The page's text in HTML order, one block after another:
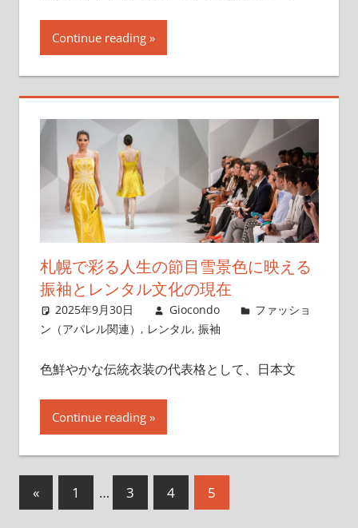
Continue reading
札幌で彩る人生の節目雪景色に映える
振袖とレンタル文化の現在
2025年9月30日 Giocondo
ファッショ
ン（アパレル関連） , レンタル, 振袖
色鮮やかな伝統衣装の代表格として、日本文
Continue reading
投
«前
の
1 … 3 4 5